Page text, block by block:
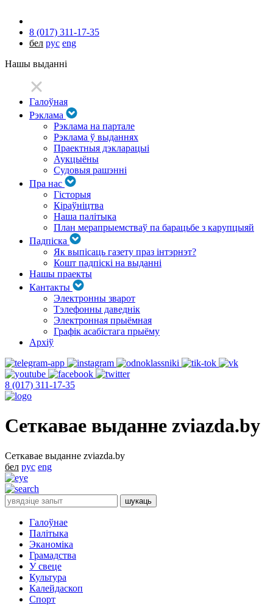
8 (017) 311-17-35
бел рус eng
Нашы выданні
Галоўная
Рэклама
Рэклама на партале
Рэклама ў выданнях
Праектныя дэкларацыі
Аукцыёны
Судовыя рашэнні
Пра нас
Гісторыя
Кіраўніцтва
Наша палітыка
План мерапрыемстваў па барацьбе з карупцыяй
Падпіска
Як выпісаць газету праз інтэрнэт?
Кошт падпіскі на выданні
Нашы праекты
Кантакты
Электронны зварот
Тэлефонны даведнік
Электронная прыёмная
Графік асабістага прыёму
Архіў
8 (017) 311-17-35
Сеткавае выданне zviazda.by
Сеткавае выданне zviazda.by
бел рус eng
Галоўнае
Палітыка
Эканоміка
Грамадства
У свеце
Культура
Калейдаскоп
Спорт